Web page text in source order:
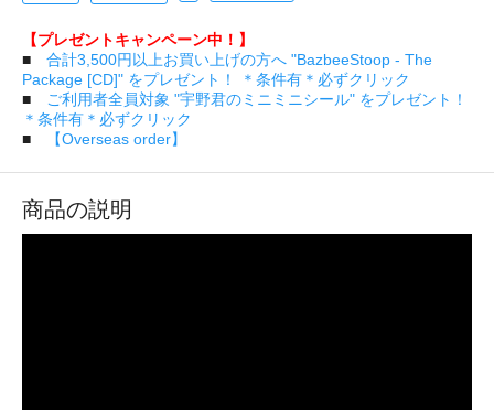
【プレゼントキャンペーン中！】
■ 合計3,500円以上お買い上げの方へ "BazbeeStoop - The
Package [CD]" をプレゼント！ ＊条件有＊必ずクリック
■
ご利用者全員対象 "宇野君のミニミニシール" をプレゼント！
＊条件有＊必ずクリック
■
【Overseas order】
商品の説明